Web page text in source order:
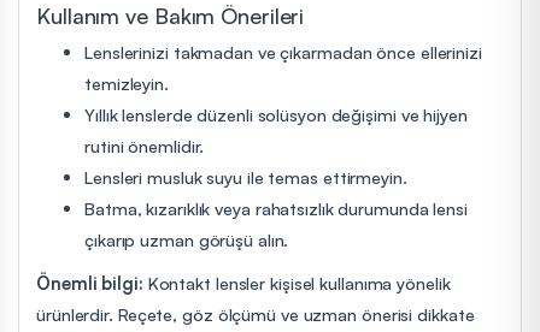
Kullanım ve Bakım Önerileri
Lenslerinizi takmadan ve çıkarmadan önce ellerinizi
temizleyin.
Yıllık lenslerde düzenli solüsyon değişimi ve hijyen
rutini önemlidir.
Lensleri musluk suyu ile temas ettirmeyin.
Batma, kızarıklık veya rahatsızlık durumunda lensi
çıkarıp uzman görüşü alın.
Önemli bilgi: Kontakt lensler kişisel kullanıma yönelik
ürünlerdir. Reçete, göz ölçümü ve uzman önerisi dikkate